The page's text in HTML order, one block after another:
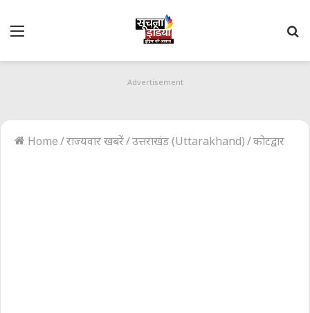
Menu
Advertisement
Home/राज्यवार खबरें/उत्तराखंड (Uttarakhand)/कोटद्वार